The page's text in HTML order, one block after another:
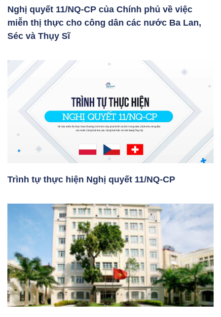
Nghị quyết 11/NQ-CP của Chính phủ về việc
miễn thị thực cho công dân các nước Ba Lan,
Séc và Thụy Sĩ
Trình tự thực hiện Nghị quyết 11/NQ-CP